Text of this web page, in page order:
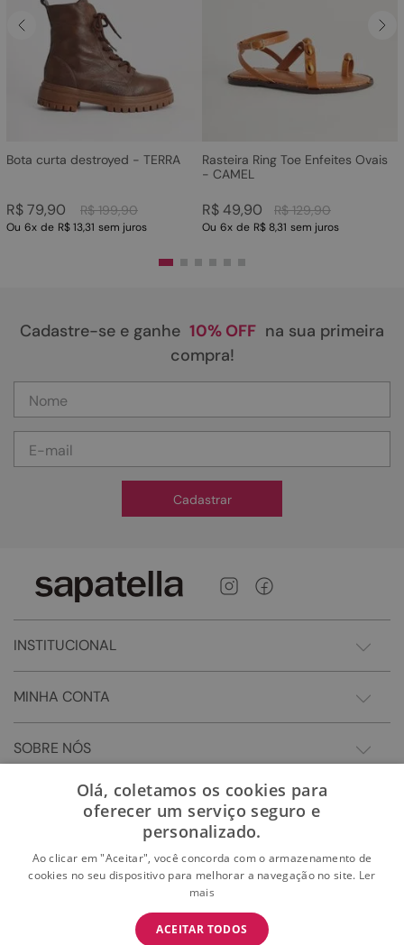
BAIXE O APP
E garanta 15% OFF na primeira compra
Bota curta destroyed - TERRA
R$ 199,90
R$79,90
Ou 6x de R$ 13,31 sem juros
Rasteira Ring Toe Enfeites Ovais
- CAMEL
R$ 129,90
R$49,90
Ou 6x de R$ 8,31 sem juros
Cadastre-se e ganhe 10% OFF na sua primeira
compra!
Cadastrar
INSTITUCIONAL
MINHA CONTA
SOBRE NÓS
Olá, coletamos os cookies para
oferecer um serviço seguro e
personalizado.
Ao clicar em "Aceitar", você concorda com o armazenamento de
cookies no seu dispositivo para melhorar a navegação no site. Ler
mais
ACEITAR TODOS